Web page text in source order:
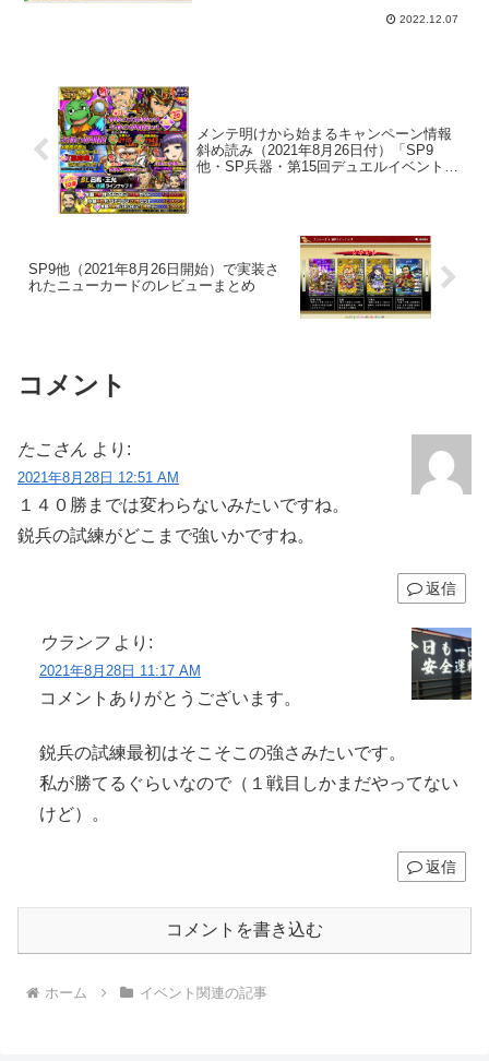
2022.12.07
メンテ明けから始まるキャンペーン情報
斜め読み（2021年8月26日付）「SP9
他・SP兵器・第15回デュエルイベント開
SP9他（2021年8月26日開始）で実装さ
れたニューカードのレビューまとめ
コメント
たこさん より:
2021年8月28日 12:51 AM
１４０勝までは変わらないみたいですね。
鋭兵の試練がどこまで強いかですね。
返信
ウランフ より:
2021年8月28日 11:17 AM
コメントありがとうございます。
鋭兵の試練最初はそこそこの強さみたいです。
私が勝てるぐらいなので（１戦目しかまだやってない
けど）。
返信
コメントを書き込む
ホーム イベント関連の記事